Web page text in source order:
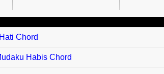
Chord
Habis Chord